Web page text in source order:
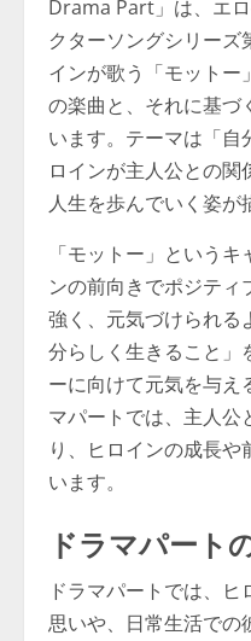
Drama Part」は、エ
クターソングシリーズ
インが歌う「モットー
の楽曲と、それに基づ
います。テーマは「自
ロインが主人公との
人生を歩んでいく姿が
「モットー」という
ンの前向きでポジティ
強く、元気づけられる
分らしく生きること」
ーに向けて元気を与え
マパートでは、主人公
り、ヒロインの成長
います。
ドラマパート
ドラマパートでは、ヒ
思いや、日常生活での